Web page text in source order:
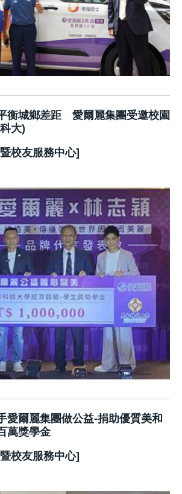
衡城鄉差距 愛爾麗集團受邀校園
大)
校友服務中心]
愛爾麗集團做公益-捐助優質美和
萬獎學金
校友服務中心]